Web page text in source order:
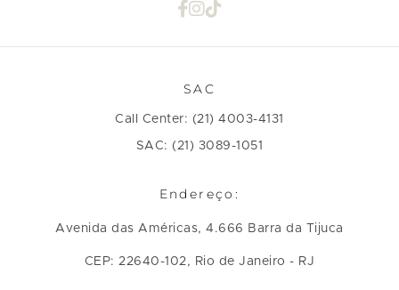
SAC
Call Center: (21) 4003-4131
SAC: (21) 3089-1051
Endereço:
Avenida das Américas, 4.666 Barra da Tijuca
CEP: 22640-102, Rio de Janeiro - RJ